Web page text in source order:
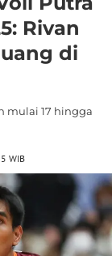
Rivan
di
mulai 17 hingga
WIB